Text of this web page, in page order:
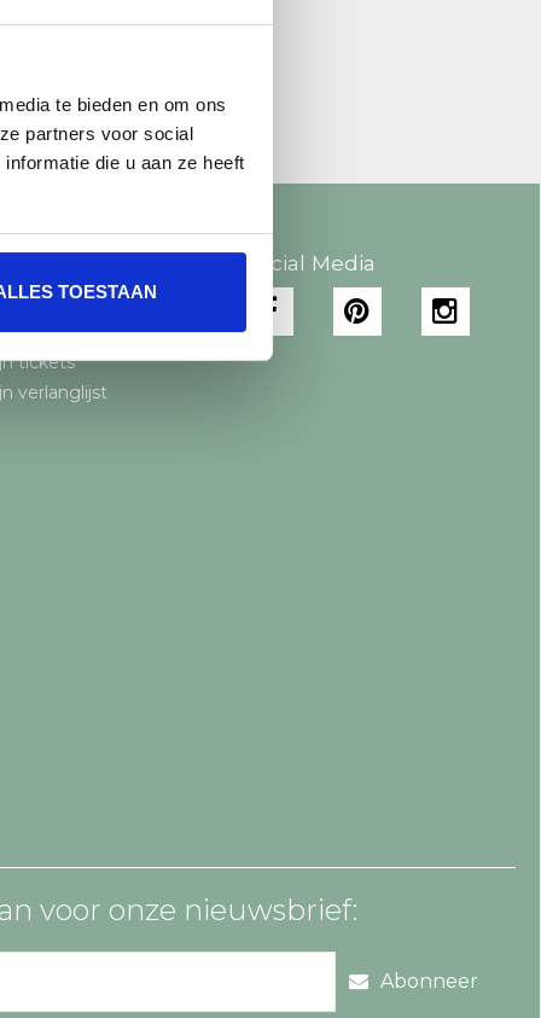
te bieden en om ons
partners voor social
die u aan ze heeft
TOESTAAN
bestellingen
tickets
verlanglijst
Social Media
voor onze nieuwsbrief:
Abonneer